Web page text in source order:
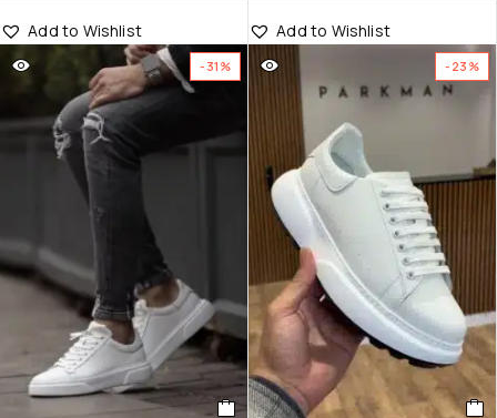
-31%
Add to Wishlist
-23%
Add to Wishlist